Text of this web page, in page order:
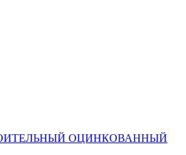
ОЦИНКОВАННЫЙ